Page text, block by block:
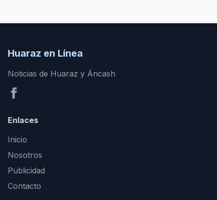
Huaraz en Línea
Noticias de Huaraz y Áncash
Enlaces
Inicio
Nosotros
Publicidad
Contacto